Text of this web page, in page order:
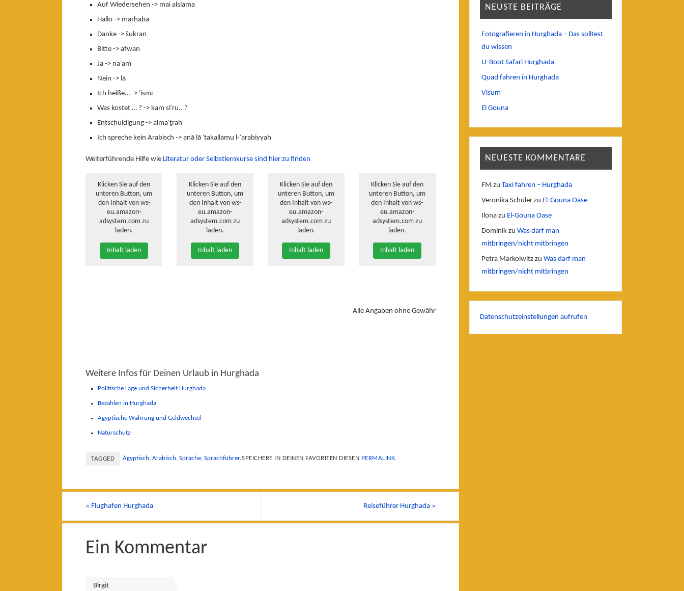
Auf Wiedersehen -> mai alslama
Hallo -> marḥaba
Danke -> šukran
Bitte -> afwan
Ja -> naʿam
Nein -> lā
Ich heiße… -> ʾismī
Was kostet … ? -> kam siʿru.. ?
Entschuldigung -> almaʿṯrah
Ich spreche kein Arabisch -> anā lā ʾtakallamu l-ʿarabiyyah
Weiterführende Hilfe wie Literatur oder Selbstlernkurse sind hier zu finden
Klicken Sie auf den
unteren Button, um
den Inhalt von ws-
eu.amazon-
adsystem.com zu
laden.
Inhalt laden
Klicken Sie auf den
unteren Button, um
den Inhalt von ws-
eu.amazon-
adsystem.com zu
laden.
Inhalt laden
Klicken Sie auf den
unteren Button, um
den Inhalt von ws-
eu.amazon-
adsystem.com zu
laden.
Inhalt laden
Klicken Sie auf den
unteren Button, um
den Inhalt von ws-
eu.amazon-
adsystem.com zu
laden.
Inhalt laden
Alle Angaben ohne Gewähr
Weitere Infos für Deinen Urlaub in Hurghada
Politische Lage und Sicherheit Hurghada
Bezahlen in Hurghada
Ägyptische Währung und Geldwechsel
Naturschutz
TAGGED Ägyptisch, Arabisch, Sprache, Sprachführer.SPEICHERE IN DEINEN FAVORITEN DIESEN PERMALINK.
« Flughafen Hurghada Reiseführer Hurghada »
Ein Kommentar
Birgit
NEUSTE BEITRÄGE
Fotografieren in Hurghada – Das solltest
du wissen
U-Boot Safari Hurghada
Quad fahren in Hurghada
Visum
El Gouna
NEUESTE KOMMENTARE
FM zu Taxi fahren – Hurghada
Veronika Schulerzu El-Gouna Oase
Ilonazu El-Gouna Oase
Dominikzu Was darf man
mitbringen/nicht mitbringen
Petra Markolwitzzu Was darf man
mitbringen/nicht mitbringen
Datenschutzeinstellungen aufrufen